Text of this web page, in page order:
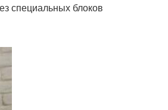
Водно-дисперсионные
специальных блоков